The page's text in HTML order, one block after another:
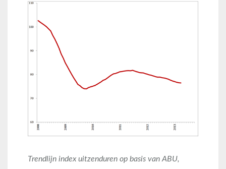
Trendlijn index uitzenduren op basis van ABU,